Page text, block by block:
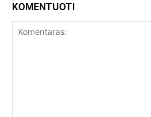
KOMENTUOTI